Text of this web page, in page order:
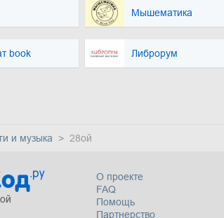
Мышематика
book Либрорум
и музыка 28ой
О проекте
FAQ
Помощь
Партнерство